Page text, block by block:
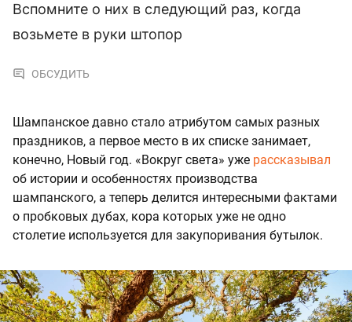
Вспомните о них в следующий раз, когда
возьмете в руки штопор
ОБСУДИТЬ
Шампанское давно стало атрибутом самых разных
праздников, а первое место в их списке занимает,
конечно, Новый год. «Вокруг света» уже рассказывал
об истории и особенностях производства
шампанского, а теперь делится интересными фактами
о пробковых дубах, кора которых уже не одно
столетие используется для закупоривания бутылок.